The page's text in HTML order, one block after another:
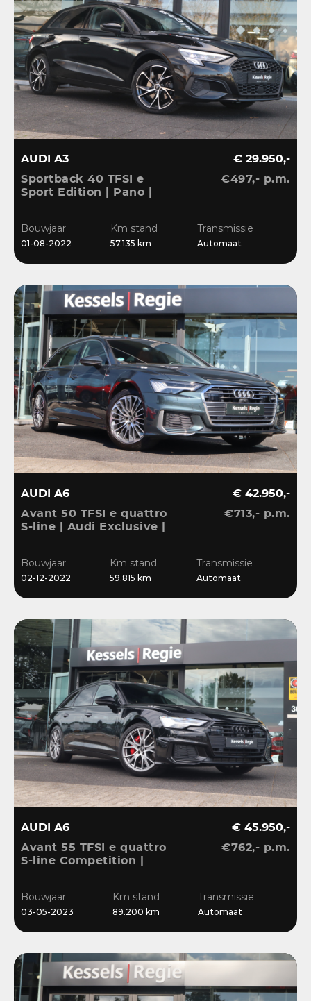
AUDI A3
Sportback 40 TFSI e
Sport Edition | Pano |
Stoelverwarming
€ 29.950,-
€497,- p.m.
Bouwjaar
01-08-2022
Km stand
57.135 km
Transmissie
Automaat
AUDI A6
Avant 50 TFSI e quattro
S-line | Audi Exclusive |
| Blis | CarPlay
€ 42.950,-
€713,- p.m.
Bouwjaar
02-12-2022
Km stand
59.815 km
Transmissie
Automaat
AUDI A6
Avant 55 TFSI e quattro
S-line Competition |
Ambient | Matrix | ACC |
Blis | Keyless
€ 45.950,-
€762,- p.m.
Bouwjaar
03-05-2023
Km stand
89.200 km
Transmissie
Automaat